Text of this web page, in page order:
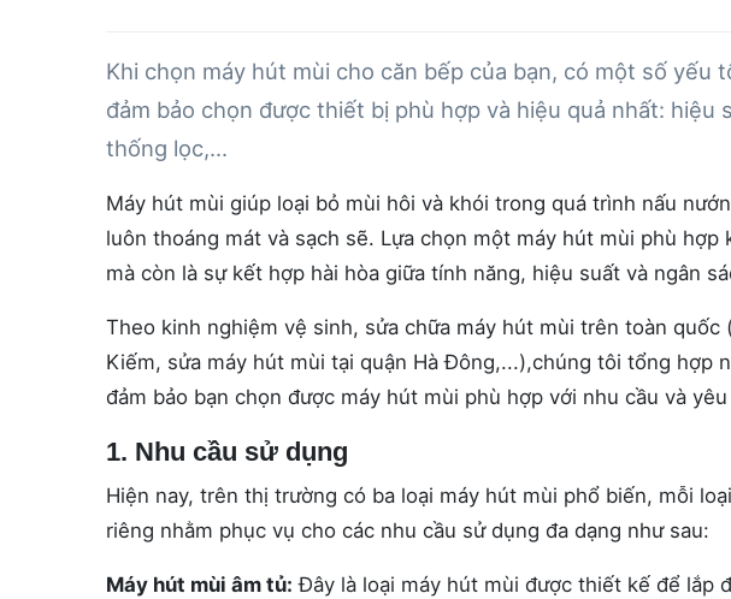
Khi chọn máy hút mùi cho căn bếp của bạn, có một số yếu
đảm bảo chọn được thiết bị phù hợp và hiệu quả nhất: hiệu
thống lọc,...
Máy hút mùi giúp loại bỏ mùi hôi và khói trong quá trình nấu
luôn thoáng mát và sạch sẽ. Lựa chọn một máy hút mùi phù
mà còn là sự kết hợp hài hòa giữa tính năng, hiệu suất và ngân
Theo kinh nghiệm vệ sinh, sửa chữa máy hút mùi trên toàn quốc
Kiếm, sửa máy hút mùi tại quận Hà Đông,...),chúng tôi tổng hợp
đảm bảo bạn chọn được máy hút mùi phù hợp với nhu cầu và
1. Nhu cầu sử dụng
Hiện nay, trên thị trường có ba loại máy hút mùi phổ biến, mỗi
riêng nhằm phục vụ cho các nhu cầu sử dụng đa dạng như sau:
Máy hút mùi âm tủ: Đây là loại máy hút mùi được thiết kế để lắp